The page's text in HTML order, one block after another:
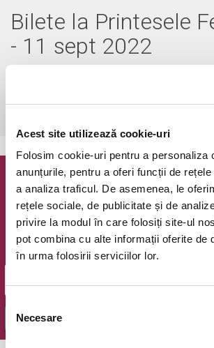
Acest site utilizează cookie-uri
Folosim cookie-uri pentru a personaliza
anunțurile, pentru a oferi funcții de
a analiza traficul. De asemenea, le
rețele sociale, de publicitate și de
privire la modul în care folosiți site-ul
pot combina cu alte informații oferite de
în urma folosirii serviciilor lor.
consimțământului
Necesare
Bilete la Printesele
- 11 sept 2022
Newsletter @
Oferte exclusive si o editie saptamanala
evenimente.
Email
OK